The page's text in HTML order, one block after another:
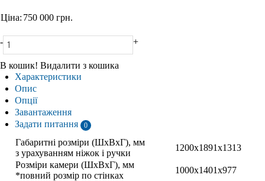
Ціна: 750 000 грн.
- +
В кошик! Видалити з кошика
Характеристики
Опис
Опції
Завантаження
Задати питання
0
Габаритні розміри (ШхВхГ), мм
з урахуванням ніжок і ручки
1200х1891х1313
Розміри камери (ШхВхГ), мм
*повний розмір по стінках
1000х1401х977